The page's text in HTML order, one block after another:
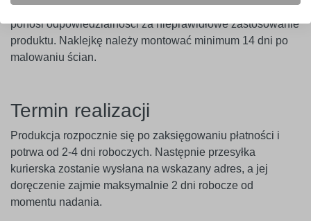
przeprowadzenie próby przyczepności. Producent nie
ponosi odpowiedzialności za nieprawidłowe zastosowanie
produktu. Naklejkę należy montować minimum 14 dni po
malowaniu ścian.
Termin realizacji
Produkcja rozpocznie się po zaksięgowaniu płatności i
potrwa od 2-4 dni roboczych. Następnie przesyłka
kurierska zostanie wysłana na wskazany adres, a jej
doręczenie zajmie maksymalnie 2 dni robocze od
momentu nadania.